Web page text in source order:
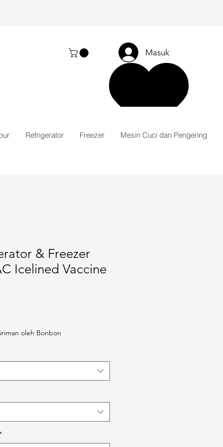
Masuk
Refrigerator Freezer Mesin Cuci dan Pengering
& Freezer
Icelined Vaccine
oleh Bonbon